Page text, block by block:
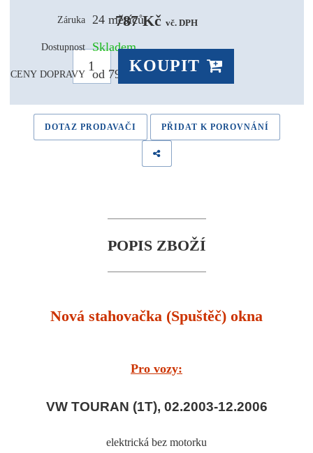
Záruka 24 měsíců
Dostupnost Skladem
CENY DOPRAVY od 79,- Kč
787 Kč vč. DPH
KOUPIT
DOTAZ PRODAVAČI PŘIDAT K POROVNÁNÍ
POPIS ZBOŽÍ
Nová stahovačka (Spuštěč) okna
Pro vozy:
VW TOURAN (1T), 02.2003-12.2006
elektrická bez motorku